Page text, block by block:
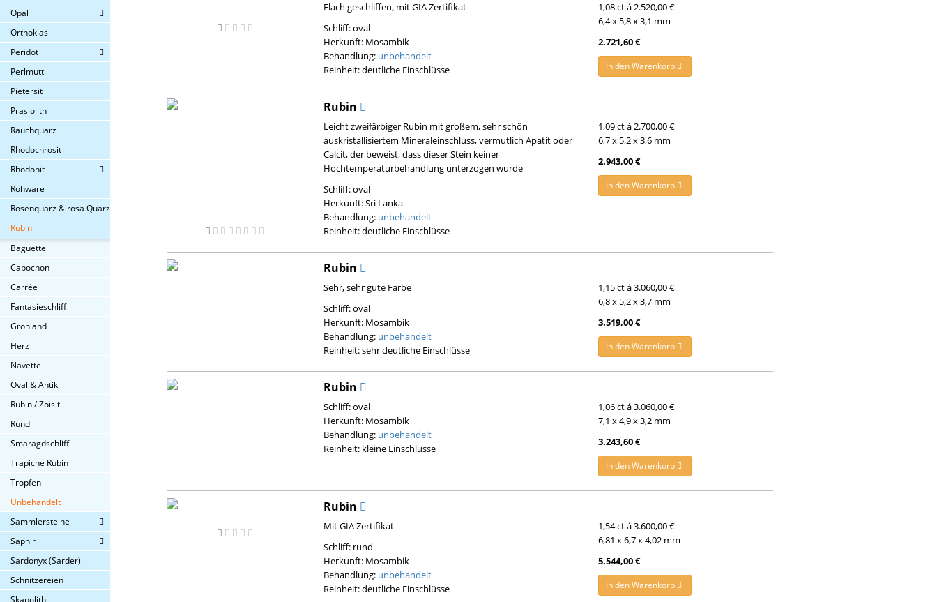
Opal
Orthoklas
Peridot
Perlmutt
Pietersit
Prasiolith
Rauchquarz
Rhodochrosit
Rhodonit
Rohware
Rosenquarz & rosa Quarz
Rubin
Baguette
Cabochon
Carrée
Fantasieschliff
Grönland
Herz
Navette
Oval & Antik
Rubin / Zoisit
Rund
Smaragdschliff
Trapiche Rubin
Tropfen
Unbehandelt
Sammlersteine
Saphir
Sardonyx (Sarder)
Schnitzereien
Skapolith
Flach geschliffen, mit GIA Zertifikat
Schliff: oval
Herkunft: Mosambik
Behandlung: unbehandelt
Reinheit: deutliche Einschlüsse
1,08 ct á 2.520,00 €
6,4 x 5,8 x 3,1 mm
2.721,60 €
In den Warenkorb
Rubin
Leicht zweifärbiger Rubin mit großem, sehr schön
auskristallisiertem Mineraleinschluss, vermutlich Apatit oder
Calcit, der beweist, dass dieser Stein keiner
Hochtemperaturbehandlung unterzogen wurde
Schliff: oval
Herkunft: Sri Lanka
Behandlung: unbehandelt
Reinheit: deutliche Einschlüsse
1,09 ct á 2.700,00 €
6,7 x 5,2 x 3,6 mm
2.943,00 €
In den Warenkorb
Rubin
Sehr, sehr gute Farbe
Schliff: oval
Herkunft: Mosambik
Behandlung: unbehandelt
Reinheit: sehr deutliche Einschlüsse
1,15 ct á 3.060,00 €
6,8 x 5,2 x 3,7 mm
3.519,00 €
In den Warenkorb
Rubin
Schliff: oval
Herkunft: Mosambik
Behandlung: unbehandelt
Reinheit: kleine Einschlüsse
1,06 ct á 3.060,00 €
7,1 x 4,9 x 3,2 mm
3.243,60 €
In den Warenkorb
Rubin
Mit GIA Zertifikat
Schliff: rund
Herkunft: Mosambik
Behandlung: unbehandelt
Reinheit: deutliche Einschlüsse
1,54 ct á 3.600,00 €
6,81 x 6,7 x 4,02 mm
5.544,00 €
In den Warenkorb